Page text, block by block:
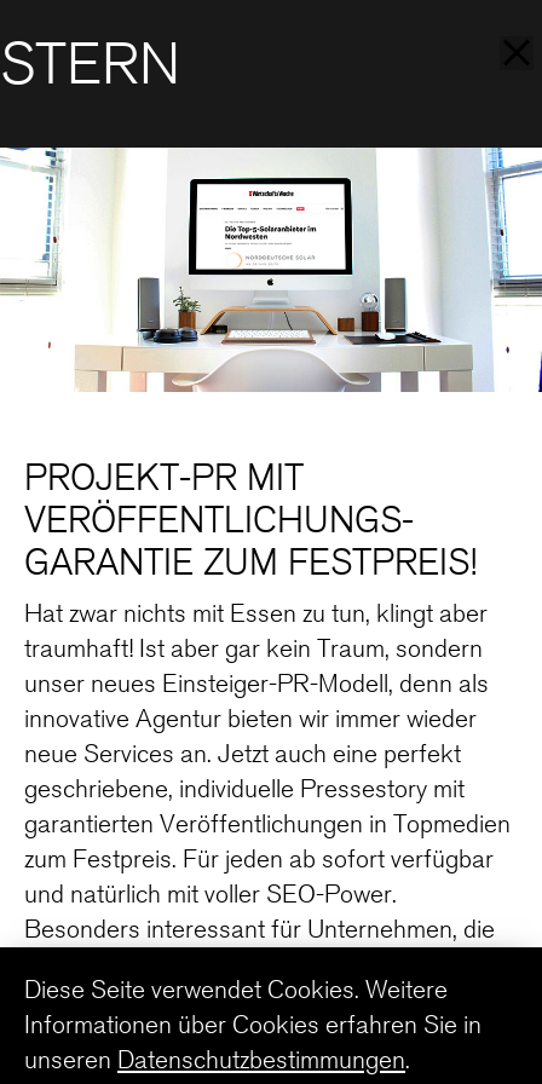
STERN
PROJEKT-PR MIT
VERÖFFENTLICHUNGS-
GARANTIE ZUM FESTPREIS!
Hat zwar nichts mit Essen zu tun, klingt aber
traumhaft! Ist aber gar kein Traum, sondern
unser neues Einsteiger-PR-Modell, denn als
innovative Agentur bieten wir immer wieder
neue Services an. Jetzt auch eine perfekt
geschriebene, individuelle Pressestory mit
garantierten Veröffentlichungen in Topmedien
zum Festpreis. Für jeden ab sofort verfügbar
und natürlich mit voller SEO-Power.
Besonders interessant für Unternehmen, die
Pressemeldungen veröffentlichen wollen. Ruft
uns an! (0611/395395)
Diese Seite verwendet Cookies. Weitere
Informationen über Cookies erfahren Sie in
unseren Datenschutzbestimmungen.